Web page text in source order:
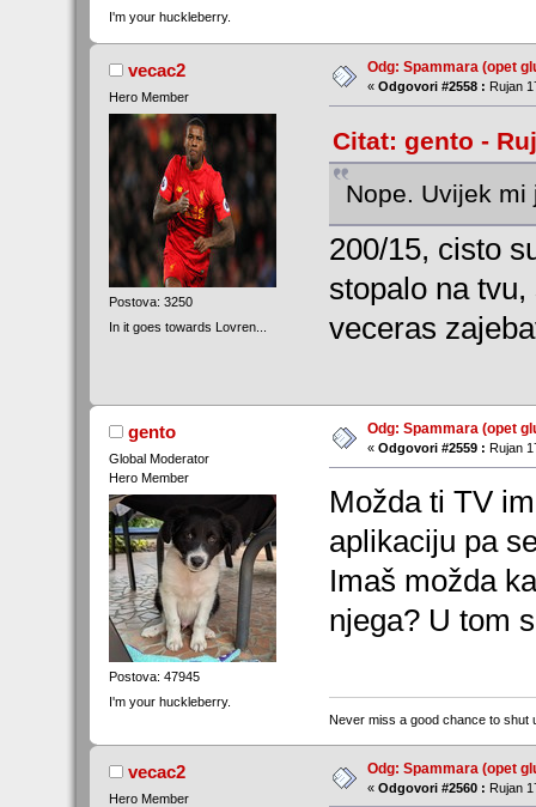
I'm your huckleberry.
vecac2
Hero Member
Postova: 3250
In it goes towards Lovren...
Odg: Spammara (opet
« Odgovori #2558 : Rujan
Citat: gento -
Nope. Uvijek
200/15, cisto
stopalo na
veceras
gento
Global Moderator
Hero Member
Postova: 47945
I'm your huckleberry.
Odg: Spammara (opet
« Odgovori #2559 : Rujan
Možda ti TV
aplikaciju pa
Imaš možda
njega? U tom
Never miss a good chance to shut
vecac2
Hero Member
Odg: Spammara (opet
« Odgovori #2560 : Rujan